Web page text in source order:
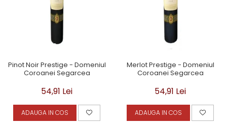
Pinot Noir Prestige - Domeniul
Coroanei Segarcea
54,91 Lei
ADAUGA IN COS
Merlot Prestige - Domeniul
Coroanei Segarcea
54,91 Lei
ADAUGA IN COS